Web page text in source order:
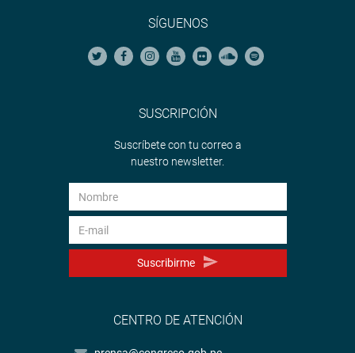
SÍGUENOS
SUSCRIPCIÓN
Suscríbete con tu correo a
nuestro newsletter.
Suscribirme
CENTRO DE ATENCIÓN